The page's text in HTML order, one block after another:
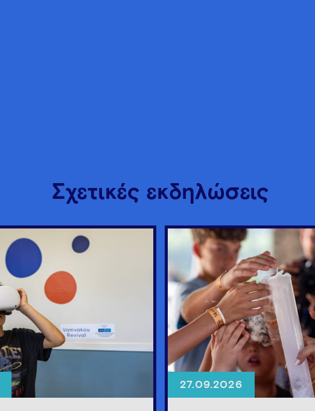
Σχετικές εκδηλώσεις
27.09.2026